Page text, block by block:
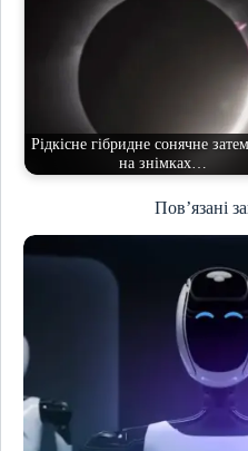
Рідкісне гібридне сонячне
на знімках…
Пов’язані